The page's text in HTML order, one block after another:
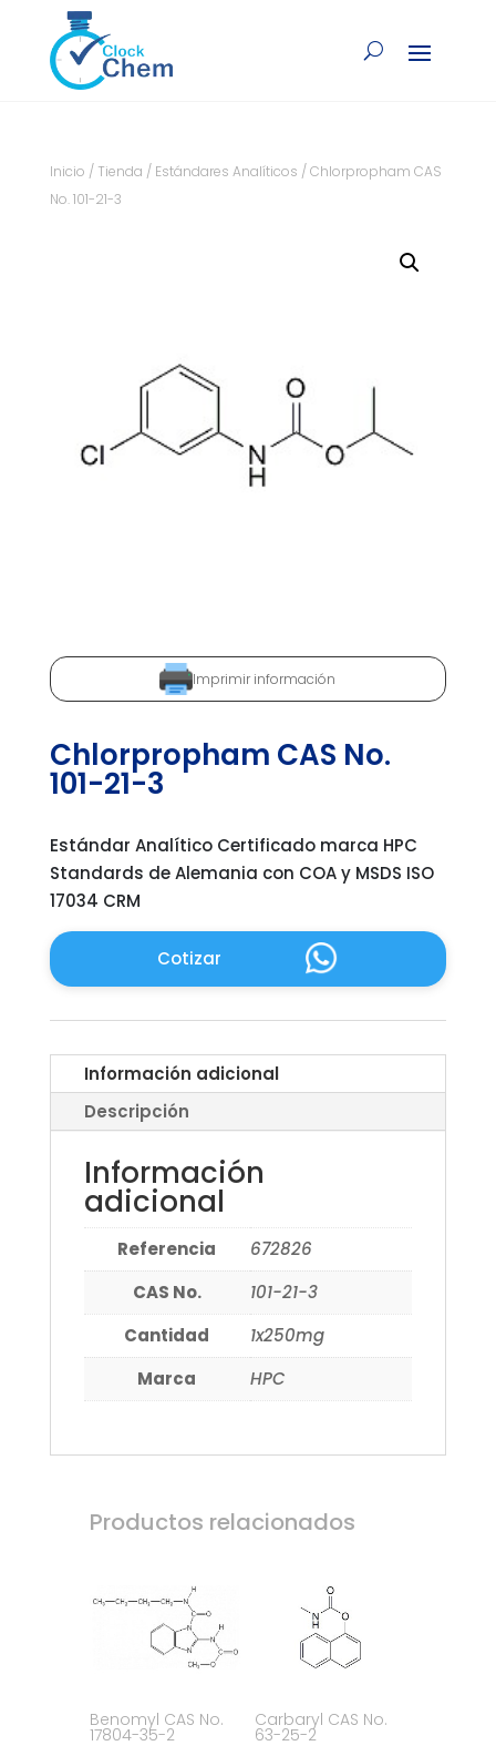
Inicio / Tienda / Estándares Analíticos / Chlorpropham CAS
No. 101-21-3
Imprimir información
Chlorpropham CAS No.
101-21-3
Estándar Analítico Certificado marca HPC
Standards de Alemania con COA y MSDS ISO
17034 CRM
Cotizar
Información adicional
Descripción
Información
adicional
Referencia
672826
CAS No.
101-21-3
Cantidad
1x250mg
Marca
HPC
Productos relacionados
Benomyl CAS No.
17804-35-2
Carbaryl CAS No.
63-25-2